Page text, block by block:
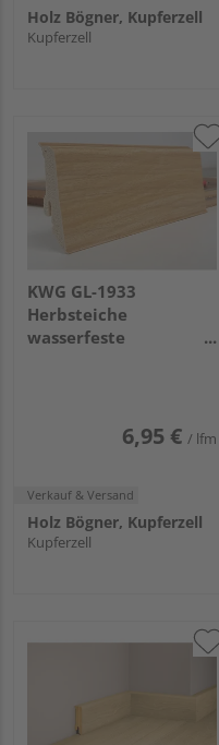
Holz Bögner, Kupferzell
Kupferzell
KWG GL-1933
Herbsteiche
wasserfeste
6,95 € / lfm
Verkauf & Versand
Holz Bögner, Kupferzell
Kupferzell